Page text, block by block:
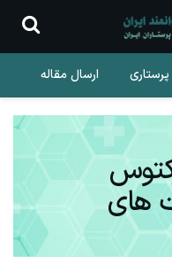
پرستاری ارسال مقاله
های